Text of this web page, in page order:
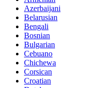
Azerbaijani
Belarusian
Bengali
Bosnian
Bulgarian
Cebuano
Chichewa
Corsican
Croatian